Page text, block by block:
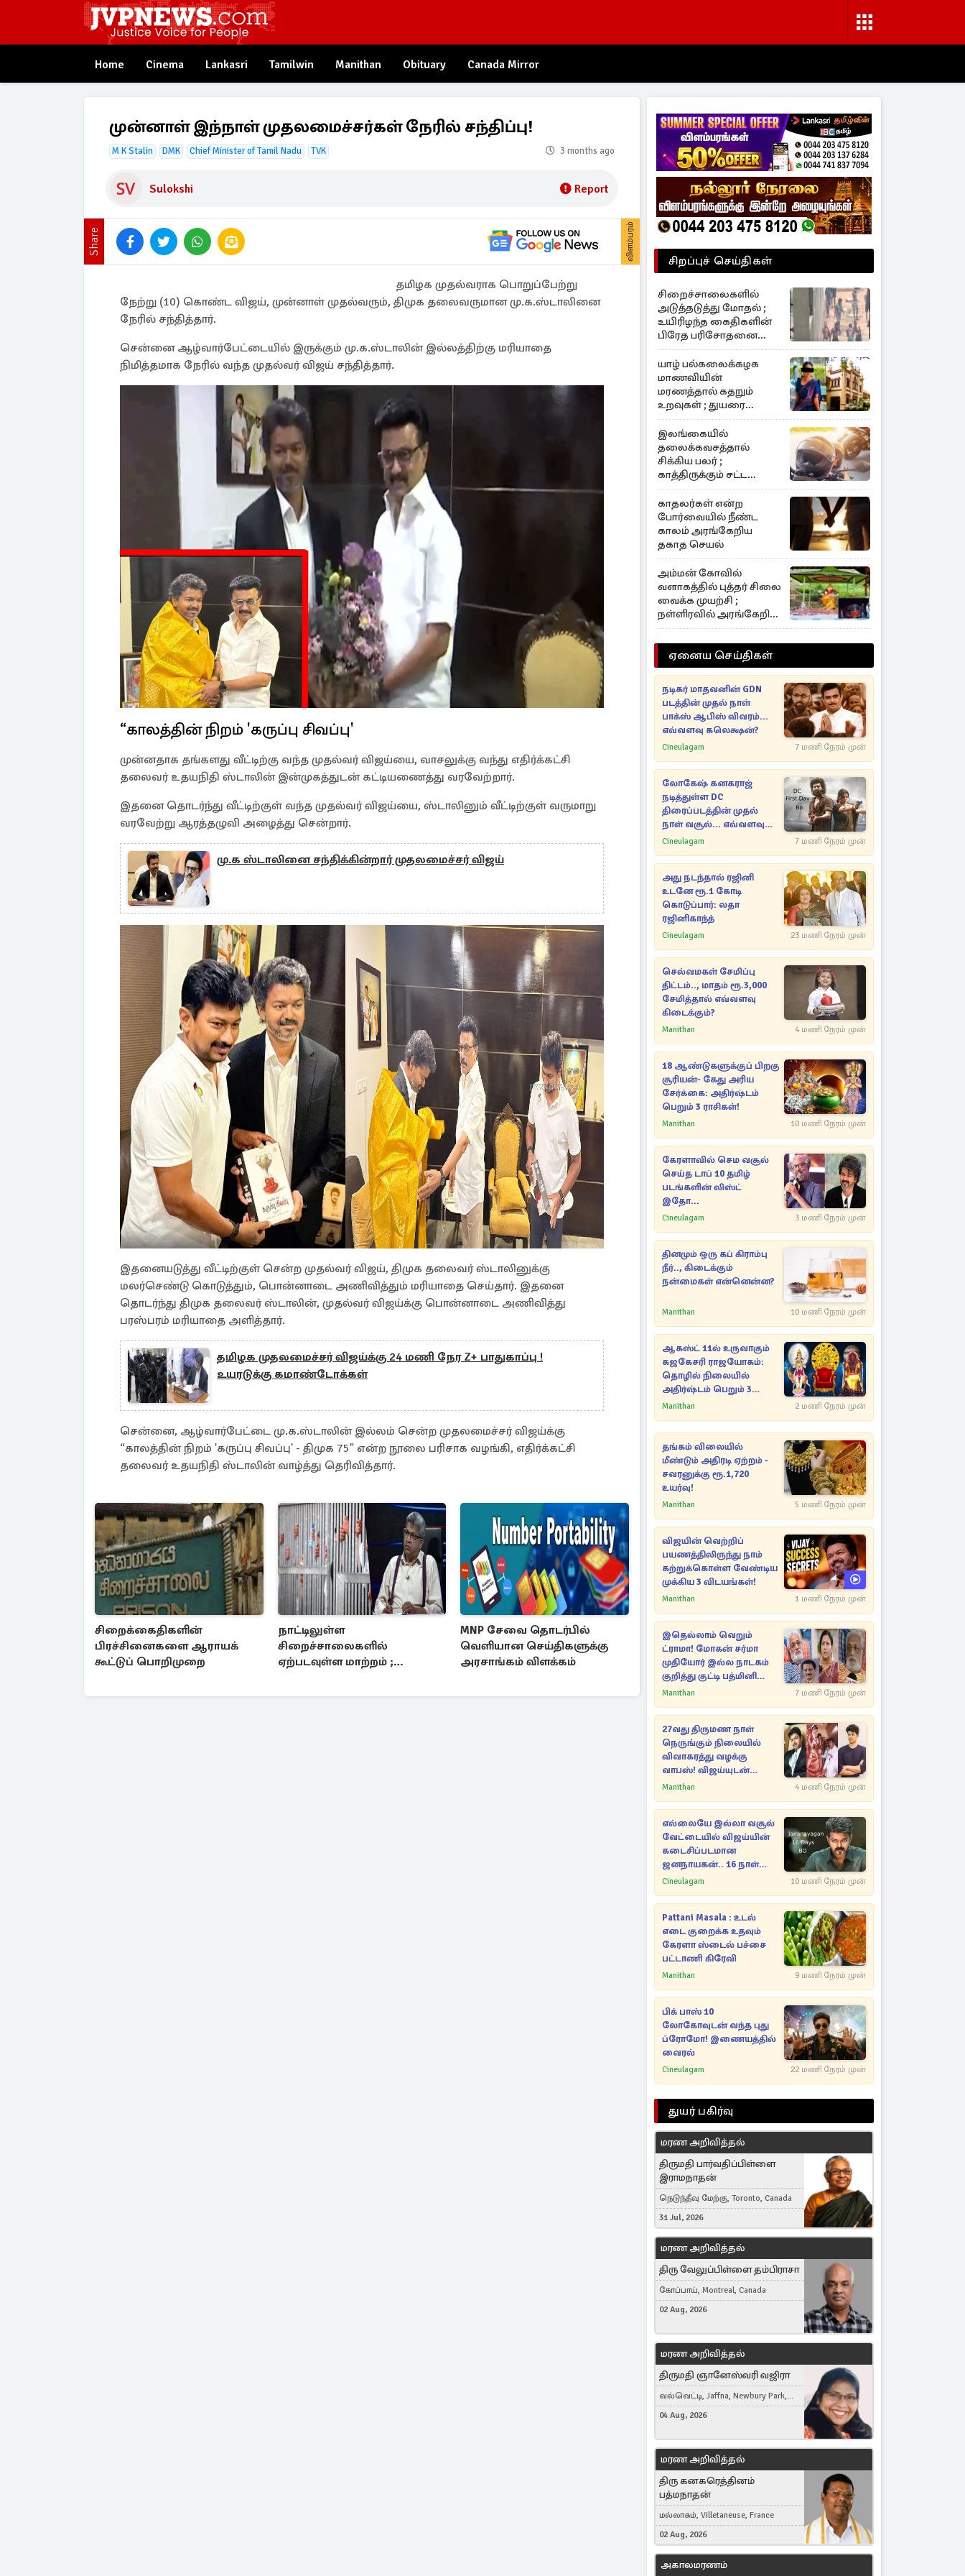
Home Cinema Lankasri Tamilwin Manithan Obituary Canada Mirror
முன்னாள் இந்நாள் முதலமைச்சர்கள் நேரில் சந்திப்பு!
M K Stalin DMK Chief Minister of Tamil Nadu TVK 3 months ago
Sulokshi Report
Share விளம்பரம்
தமிழக முதல்வராக பொறுப்பேற்று
நேற்று (10) கொண்ட விஜய், முன்னாள் முதல்வரும், திமுக தலைவருமான மு.க.ஸ்டாலினை
நேரில் சந்தித்தார்.
சென்னை ஆழ்வார்பேட்டையில் இருக்கும் மு.க.ஸ்டாலின் இல்லத்திற்கு மரியாதை
நிமித்தமாக நேரில் வந்த முதல்வர் விஜய் சந்தித்தார்.
“காலத்தின் நிறம் 'கருப்பு சிவப்பு'
முன்னதாக தங்களது வீட்டிற்கு வந்த முதல்வர் விஜய்யை, வாசலுக்கு வந்து எதிர்க்கட்சி
தலைவர் உதயநிதி ஸ்டாலின் இன்முகத்துடன் கட்டியணைத்து வரவேற்றார்.
இதனை தொடர்ந்து வீட்டிற்குள் வந்த முதல்வர் விஜய்யை, ஸ்டாலினும் வீட்டிற்குள் வருமாறு
வரவேற்று ஆரத்தழுவி அழைத்து சென்றார்.
மு.க ஸ்டாலினை சந்திக்கின்றார் முதலமைச்சர் விஜய்
இதனையடுத்து வீட்டிற்குள் சென்ற முதல்வர் விஜய், திமுக தலைவர் ஸ்டாலினுக்கு
மலர்செண்டு கொடுத்தும், பொன்னாடை அணிவித்தும் மரியாதை செய்தார். இதனை
தொடர்ந்து திமுக தலைவர் ஸ்டாலின், முதல்வர் விஜய்க்கு பொன்னாடை அணிவித்து
பரஸ்பரம் மரியாதை அளித்தார்.
தமிழக முதலமைச்சர் விஜய்க்கு 24 மணி நேர Z+ பாதுகாப்பு !
உயரடுக்கு கமாண்டோக்கள்
சென்னை, ஆழ்வார்பேட்டை மு.க.ஸ்டாலின் இல்லம் சென்ற முதலமைச்சர் விஜய்க்கு
“காலத்தின் நிறம் 'கருப்பு சிவப்பு' - திமுக 75" என்ற நூலை பரிசாக வழங்கி, எதிர்க்கட்சி
தலைவர் உதயநிதி ஸ்டாலின் வாழ்த்து தெரிவித்தார்.
சிறைக்கைதிகளின்
பிரச்சினைகளை ஆராயக்
கூட்டுப் பொறிமுறை
நாட்டிலுள்ள
சிறைச்சாலைகளில்
ஏற்படவுள்ள மாற்றம் ;
MNP சேவை தொடர்பில்
வெளியான செய்திகளுக்கு
அரசாங்கம் விளக்கம்
சிறப்புச் செய்திகள்
சிறைச்சாலைகளில்
அடுத்தடுத்து மோதல் ;
உயிரிழந்த கைதிகளின்
பிரேத பரிசோதனை
தொடர்பில் வெளியான
தகவல்
யாழ் பல்கலைக்கழக
மாணவியின்
மரணத்தால் கதறும்
உறவுகள் ; துயரை
ஏற்படுத்திய காரணம்
இலங்கையில்
தலைக்கவசத்தால்
சிக்கிய பலர் ;
காத்திருக்கும் சட்ட
நடவடிக்கை
காதலர்கள் என்ற
போர்வையில் நீண்ட
காலம் அரங்கேறிய
தகாத செயல்
அம்மன் கோவில்
வளாகத்தில் புத்தர் சிலை
வைக்க முயற்சி ;
நள்ளிரவில் அரங்கேறிய
சம்பவம்
ஏனைய செய்திகள்
நடிகர் மாதவனின் GDN
படத்தின் முதல் நாள்
பாக்ஸ் ஆபிஸ் விவரம்...
எவ்வளவு கலெக்ஷன்?
Cineulagam 7 மணி நேரம் முன்
லோகேஷ் கனகராஜ்
நடித்துள்ள DC
திரைப்படத்தின் முதல்
நாள் வசூல்... எவ்வளவு
தெரியுமா?
Cineulagam 7 மணி நேரம் முன்
அது நடந்தால் ரஜினி
உடனே ரூ.1 கோடி
கொடுப்பார்: லதா
ரஜினிகாந்த்
Cineulagam 23 மணி நேரம் முன்
செல்வமகள் சேமிப்பு
திட்டம்.., மாதம் ரூ.3,000
சேமித்தால் எவ்வளவு
கிடைக்கும்?
Manithan 4 மணி நேரம் முன்
18 ஆண்டுகளுக்குப் பிறகு
சூரியன்- கேது அரிய
சேர்க்கை: அதிர்ஷ்டம்
பெறும் 3 ராசிகள்!
Manithan 10 மணி நேரம் முன்
கேரளாவில் செம வசூல்
செய்த டாப் 10 தமிழ்
படங்களின் லிஸ்ட்
இதோ...
Cineulagam 3 மணி நேரம் முன்
தினமும் ஒரு கப் கிராம்பு
நீர்.., கிடைக்கும்
நன்மைகள் என்னென்ன?
Manithan 10 மணி நேரம் முன்
ஆகஸ்ட் 11ல் உருவாகும்
கஜகேசரி ராஜயோகம்:
தொழில் நிலையில்
அதிர்ஷ்டம் பெறும் 3
ராசிகள்!
Manithan 2 மணி நேரம் முன்
தங்கம் விலையில்
மீண்டும் அதிரடி ஏற்றம் -
சவரனுக்கு ரூ.1,720
உயர்வு!
Manithan 5 மணி நேரம் முன்
விஜயின் வெற்றிப்
பயணத்திலிருந்து நாம்
கற்றுக்கொள்ள வேண்டிய
முக்கிய 3 விடயங்கள்!
Manithan 1 மணி நேரம் முன்
இதெல்லாம் வெறும்
ட்ராமா! மோகன் சர்மா
முதியோர் இல்ல நாடகம்
குறித்து குட்டி பத்மினி
பரபரப்பு பேட்டி
Manithan 7 மணி நேரம் முன்
27வது திருமண நாள்
நெருங்கும் நிலையில்
விவாகரத்து வழக்கு
வாபஸ்! விஜய்யுடன்
மீண்டும் இணைவாரா?
Manithan 4 மணி நேரம் முன்
எல்லையே இல்லா வசூல்
வேட்டையில் விஜய்யின்
கடைசிப்படமான
ஜனநாயகன்.. 16 நாள்
பாக்ஸ் ஆபிஸ்
Cineulagam 10 மணி நேரம் முன்
Pattani Masala : உடல்
எடை குறைக்க உதவும்
கேரளா ஸ்டைல் பச்சை
பட்டாணி கிரேவி
Manithan 9 மணி நேரம் முன்
பிக் பாஸ் 10
லோகோவுடன் வந்த புது
ப்ரோமோ! இணையத்தில்
வைரல்
Cineulagam 22 மணி நேரம் முன்
துயர் பகிர்வு
மரண அறிவித்தல்
திருமதி பார்வதிப்பிள்ளை
இராமநாதன்
நெடுந்தீவு மேற்கு, Toronto, Canada
31 Jul, 2026
மரண அறிவித்தல்
திரு வேலுப்பிள்ளை தம்பிராசா
கோப்பாய், Montreal, Canada
02 Aug, 2026
மரண அறிவித்தல்
திருமதி ஞானேஸ்வரி வஜிரா
வல்வெட்டி, Jaffna, Newbury Park,
United Kingdom
04 Aug, 2026
மரண அறிவித்தல்
திரு கனகரெத்தினம்
பத்மநாதன்
மல்லாகம், Villetaneuse, France
02 Aug, 2026
அகாலமரணம்